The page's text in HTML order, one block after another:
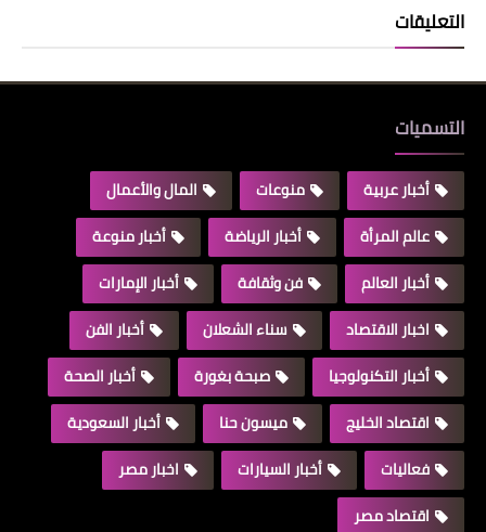
التعليقات
التسميات
أخبار عربية منوعات
المال والأعمال
عالم المرأة
أخبار الرياضة
أخبار منوعة
أخبار العالم
فن وثقافة
أخبار الإمارات
اخبار الاقتصاد
سناء الشعلان
أخبار الفن
أخبار التكنولوجيا
صبحة بغورة
أخبار الصحة
اقتصاد الخليج
ميسون حنا
أخبار السعودية
فعاليات
أخبار السيارات
اخبار مصر
اقتصاد مصر